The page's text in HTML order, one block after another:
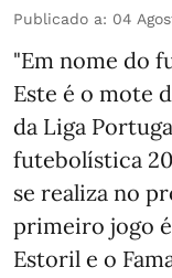
Publicado a: 04
"Em nome do
Este é o mote
da Liga
futebolística
se realiza no
primeiro jogo
Estoril e o